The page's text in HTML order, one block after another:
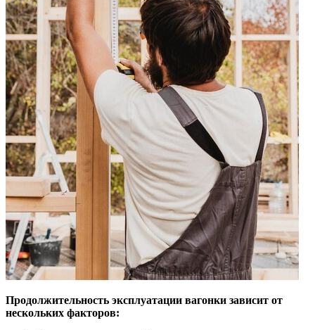
Продолжительность эксплуатации вагонки зависит от
нескольких факторов: